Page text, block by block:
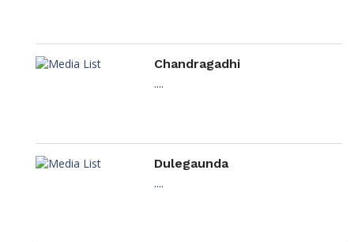
Chandragadhi
....
Dulegaunda
....